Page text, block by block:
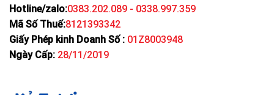
Hotline/zalo:0383.202.089 - 0338.997.359
Mã Số Thuế:8121393342
Giấy Phép kinh Doanh Số : 01Z8003948
Ngày Cấp: 28/11/2019